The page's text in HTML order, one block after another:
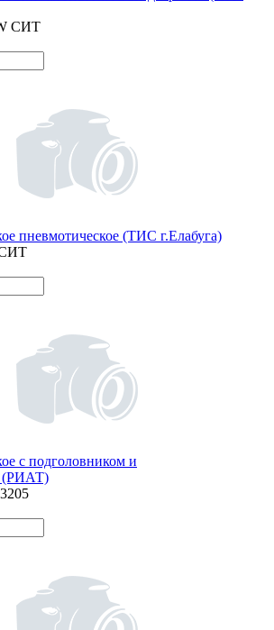
СИТ
пневмотическое (ТИС г.Елабуга)
СИТ
с подголовником и
(РИАТ)